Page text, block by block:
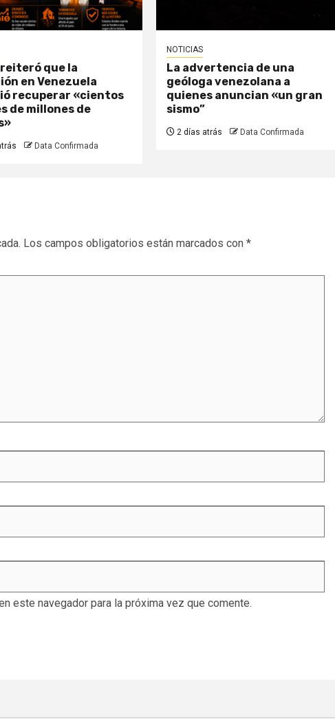
que la
en Venezuela
recuperar «cientos
de millones de
Data Confirmada
NOTICIAS
La advertencia de una
geóloga venezolana a
quienes anuncian «un gran
sismo”
2 días atrás Data Confirmada
Los campos obligatorios están marcados con *
este navegador para la próxima vez que comente.